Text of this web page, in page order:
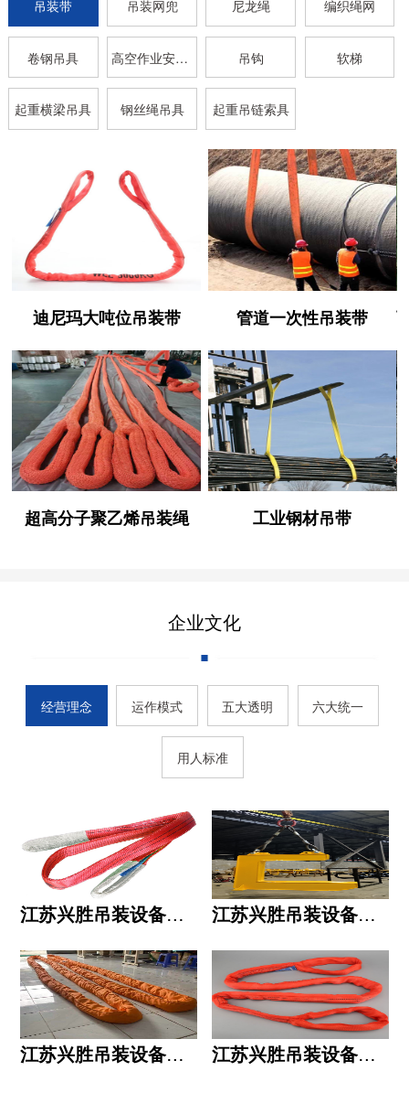
吊装带 吊装网兜 尼龙绳 编织绳网
卷钢吊具 高空作业安全带 吊钩 软梯
起重横梁吊具 钢丝绳吊具 起重吊链索具
迪尼玛大吨位吊装带 管道一次性吊装带
超高分子聚乙烯吊装绳 工业钢材吊带
企业文化
经营理念 运作模式 五大透明 六大统一
用人标准
江苏兴胜吊装设备有限公司的用人标准 江苏兴胜吊装设备有限公司的六大统一
江苏兴胜吊装设备有限公司五大透明 江苏兴胜吊装设备有限公司运作模式